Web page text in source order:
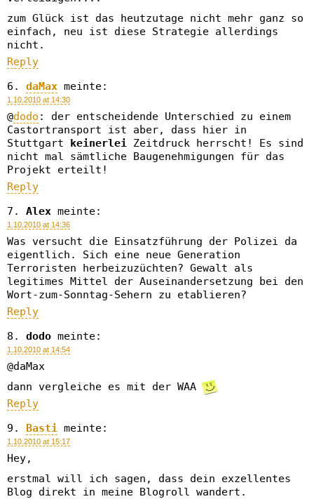
zum Glück ist das heutzutage nicht mehr ganz so
einfach, neu ist diese Strategie allerdings
nicht.
Reply
daMax meinte:
1.10.2010 at 14:30
@dodo : der entscheidende Unterschied zu einem
Castortransport ist aber, dass hier in
Stuttgart keinerlei Zeitdruck herrscht! Es sind
nicht mal sämtliche Baugenehmigungen für das
Projekt erteilt!
Reply
Alex meinte:
1.10.2010 at 14:36
Was versucht die Einsatzführung der Polizei da
eigentlich. Sich eine neue Generation
Terroristen herbeizuzüchten? Gewalt als
legitimes Mittel der Auseinandersetzung bei den
Wort-zum-Sonntag-Sehern zu etablieren?
Reply
dodo meinte:
1.10.2010 at 14:54
@daMax
dann vergleiche es mit der WAA
Reply
Basti meinte:
1.10.2010 at 15:17
Hey,
erstmal will ich sagen, dass dein exzellentes
Blog direkt in meine Blogroll wandert.